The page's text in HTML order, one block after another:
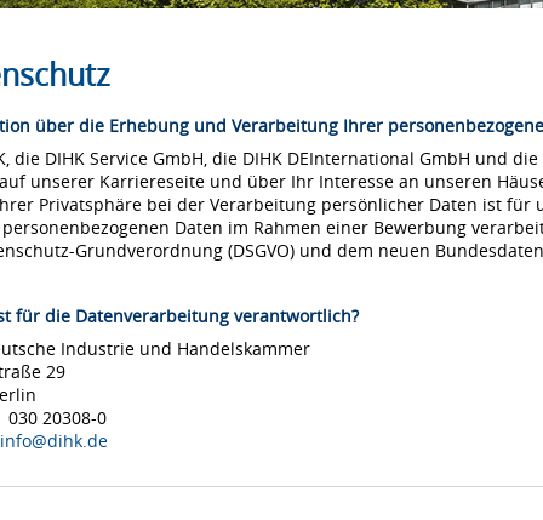
über die Erhebung und Verarbeitung Ihrer
die DIHK Service GmbH, die DIHK DEInternational GmbH und
unserer Karriereseite und über Ihr Interesse an unseren
Privatsphäre bei der Verarbeitung persönlicher Daten ist
Daten im Rahmen einer Bewerbung
Grundverordnung (DSGVO) und dem neuen
für die Datenverarbeitung verantwortlich?
Industrie und Handelskammer
29
030 20308-0
info@dihk.de